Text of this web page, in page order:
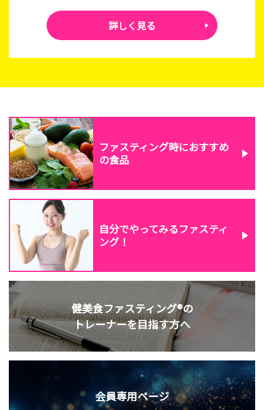
詳しく見る
ファスティング時におすすめ
の食品
自分でやってみるファスティ
ング！
健美食ファスティング®の
トレーナーを目指す方へ
会員専用ページ